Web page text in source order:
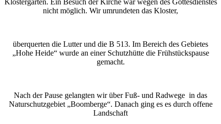
nicht möglich. Wir umrundeten das Kloster,
überquerten die Lutter und die B 513. Im Bereich des Gebietes
„Hohe Heide“ wurde an einer Schutzhütte die Frühstückspause
gemacht.
Nach der Pause gelangten wir über Fuß- und Radwege in das
Naturschutzgebiet „Boomberge“. Danach ging es es durch offene
Landschaft